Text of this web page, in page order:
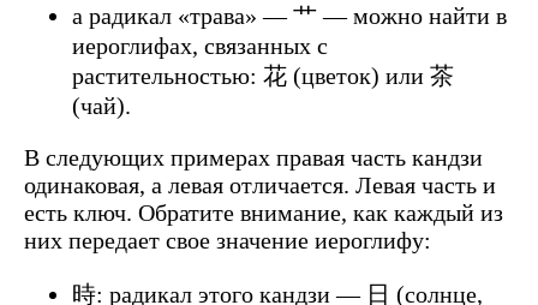
а радикал «трава» — 艹 — можно найти в
иероглифах, связанных с
растительностью: 花 (цветок) или 茶
(чай).
В следующих примерах правая часть кандзи
одинаковая, а левая отличается. Левая часть и
есть ключ. Обратите внимание, как каждый из
них передает свое значение иероглифу:
時: радикал этого кандзи — 日 (солнце,